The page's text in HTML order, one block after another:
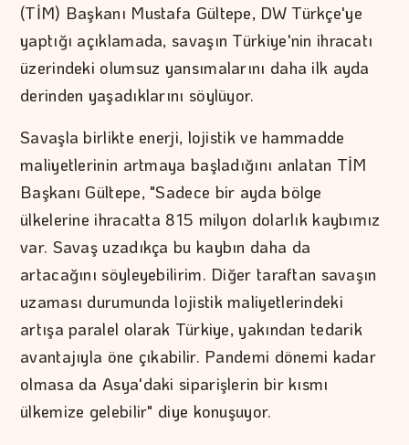
(TİM) Başkanı Mustafa Gültepe, DW Türkçe'ye
yaptığı açıklamada, savaşın Türkiye'nin ihracatı
üzerindeki olumsuz yansımalarını daha ilk ayda
derinden yaşadıklarını söylüyor.
Savaşla birlikte enerji, lojistik ve hammadde
maliyetlerinin artmaya başladığını anlatan TİM
Başkanı Gültepe, "Sadece bir ayda bölge
ülkelerine ihracatta 815 milyon dolarlık kaybımız
var. Savaş uzadıkça bu kaybın daha da
artacağını söyleyebilirim. Diğer taraftan savaşın
uzaması durumunda lojistik maliyetlerindeki
artışa paralel olarak Türkiye, yakından tedarik
avantajıyla öne çıkabilir. Pandemi dönemi kadar
olmasa da Asya'daki siparişlerin bir kısmı
ülkemize gelebilir" diye konuşuyor.